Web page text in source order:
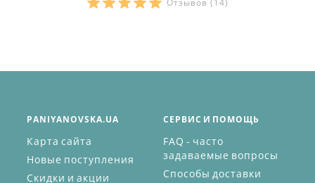
Отзывов (14)
PANIYANOVSKA.UA
Карта сайта
Новые поступления
Скидки и акции
СЕРВИС И ПОМОЩЬ
FAQ - часто
задаваемые вопросы
Способы доставки